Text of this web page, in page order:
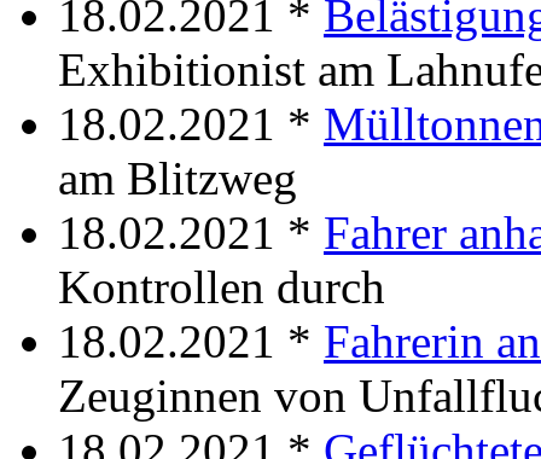
18.02.2021 *
Exhibitionist am
18.02.2021 *
am Blitzweg
18.02.2021 * Fahrer
Kontrollen durch
18.02.2021 * Fahrerin
Zeuginnen von